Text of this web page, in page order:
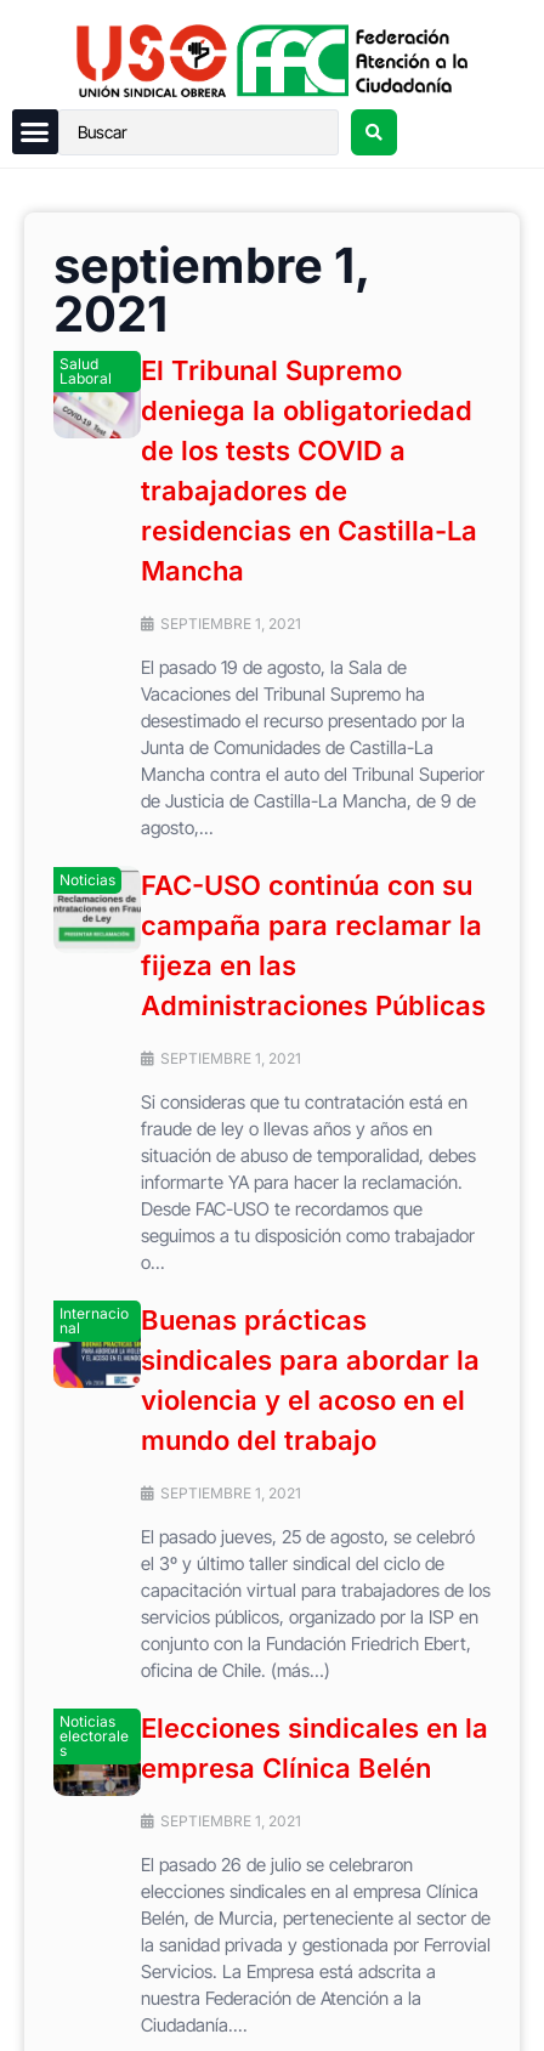
septiembre 1,
2021
Salud
Laboral
El Tribunal Supremo
deniega la obligatoriedad
de los tests COVID a
trabajadores de
residencias en Castilla-La
Mancha
SEPTIEMBRE 1, 2021
El pasado 19 de agosto, la Sala de
Vacaciones del Tribunal Supremo ha
desestimado el recurso presentado por la
Junta de Comunidades de Castilla-La
Mancha contra el auto del Tribunal Superior
de Justicia de Castilla-La Mancha, de 9 de
agosto,...
Noticias
FAC-USO continúa con su
campaña para reclamar la
fijeza en las
Administraciones Públicas
SEPTIEMBRE 1, 2021
Si consideras que tu contratación está en
fraude de ley o llevas años y años en
situación de abuso de temporalidad, debes
informarte YA para hacer la reclamación.
Desde FAC-USO te recordamos que
seguimos a tu disposición como trabajador
o...
Internacio
nal
Buenas prácticas
sindicales para abordar la
violencia y el acoso en el
mundo del trabajo
SEPTIEMBRE 1, 2021
El pasado jueves, 25 de agosto, se celebró
el 3º y último taller sindical del ciclo de
capacitación virtual para trabajadores de los
servicios públicos, organizado por la ISP en
conjunto con la Fundación Friedrich Ebert,
oficina de Chile. (más…)
Noticias
electorale
s
Elecciones sindicales en la
empresa Clínica Belén
SEPTIEMBRE 1, 2021
El pasado 26 de julio se celebraron
elecciones sindicales en al empresa Clínica
Belén, de Murcia, perteneciente al sector de
la sanidad privada y gestionada por Ferrovial
Servicios. La Empresa está adscrita a
nuestra Federación de Atención a la
Ciudadanía....